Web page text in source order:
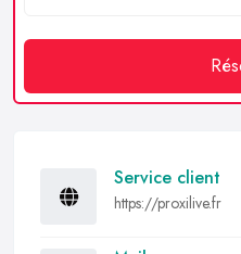
Service client
https://proxilive.fr